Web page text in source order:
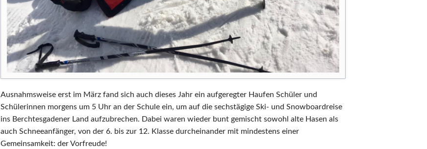
Ausnahmsweise erst im März fand sich auch dieses Jahr ein aufgeregter Haufen Schüler und
Schülerinnen morgens um 5 Uhr an der Schule ein, um auf die sechstägige Ski- und Snowboardreise
ins Berchtesgadener Land aufzubrechen. Dabei waren wieder bunt gemischt sowohl alte Hasen als
auch Schneeanfänger, von der 6. bis zur 12. Klasse durcheinander mit mindestens einer
Gemeinsamkeit: der Vorfreude!